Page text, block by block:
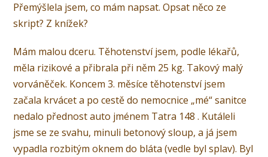
Přemýšlela jsem, co mám napsat. Opsat něco ze
skript? Z knížek?
Mám malou dceru. Těhotenství jsem, podle lékařů,
měla rizikové a přibrala při něm 25 kg. Takový malý
vorváněček. Koncem 3. měsíce těhotenství jsem
začala krvácet a po cestě do nemocnice „mé“ sanitce
nedalo přednost auto jménem Tatra 148 . Kutáleli
jsme se ze svahu, minuli betonový sloup, a já jsem
vypadla rozbitým oknem do bláta (vedle byl splav). Byl